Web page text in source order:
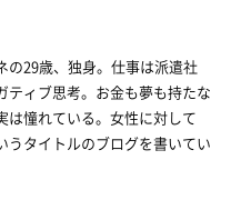
の29歳、独身。仕事は派遣社
ティブ思考。お金も夢も持たな
は憧れている。女性に対して
うタイトルのブログを書いてい